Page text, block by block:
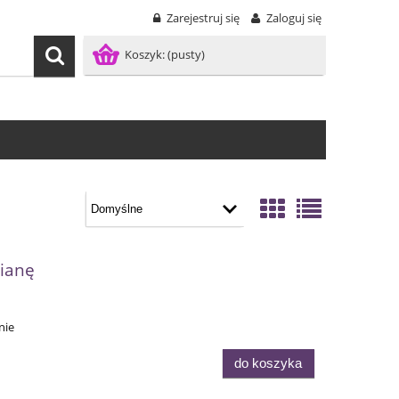
Zarejestruj się Zaloguj się
Koszyk:(pusty)
do koszyka